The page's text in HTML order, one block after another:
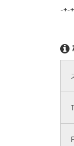
-+-